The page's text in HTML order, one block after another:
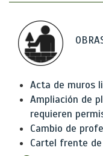
Acta de muros
Ampliación de
requieren
Cambio de
Cartel frente de